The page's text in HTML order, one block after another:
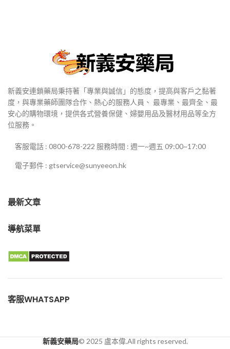
新義安連鎖藥局秉持著「專業與誠信」的態度，提高與客戶之黏著
度，與專業藥師團隊合作、熱心的服務人員、 最專業、最齊全、最
安心的購物環境，提供各式營養保健、婦嬰用品及醫材用品等全方
位服務。
客服電話 : 0800-678-222 服務時間 : 週一~週五 09:00~17:00
電子郵件 : gtservice@sunyeeon.hk
最新文章
導航菜單
客服WHATSAPP
新義安藥局© 2025 盧本偉.All rights reserved.